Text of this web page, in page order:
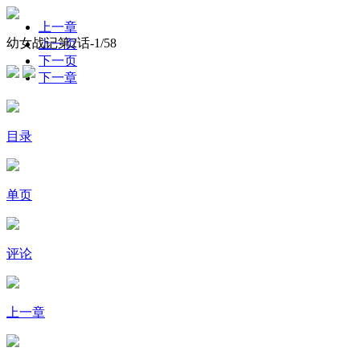
幼女战记第2话-1/58
上一章
上一页
下一页
下一章
目录
单页
评论
上一章